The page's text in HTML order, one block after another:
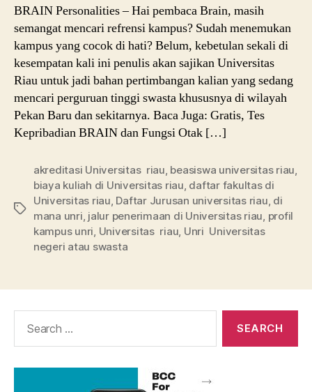
BRAIN Personalities – Hai pembaca Brain, masih
semangat mencari refrensi kampus? Sudah menemukan
kampus yang cocok di hati? Belum, kebetulan sekali di
kesempatan kali ini penulis akan sajikan Universitas
Riau untuk jadi bahan pertimbangan kalian yang sedang
mencari perguruan tinggi swasta khususnya di wilayah
Pekan Baru dan sekitarnya. Baca Juga: Gratis, Tes
Kepribadian BRAIN dan Fungsi Otak […]
Tags
akreditasi Universitas riau, beasiswa universitas riau,
biaya kuliah di Universitas riau, daftar fakultas di
Universitas riau, Daftar Jurusan universitas riau, di
mana unri, jalur penerimaan di Universitas riau, profil
kampus unri, Universitas riau, Unri Universitas
negeri atau swasta